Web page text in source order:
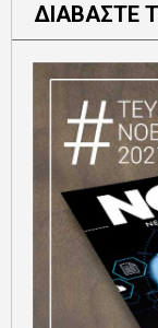
ΔΙΑΒΑΣΤΕ